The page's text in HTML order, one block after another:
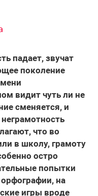
падает, звучат
поколение
видит чуть ли не
сменяется, и
что во
в школу, грамоту
остро
попытки
на
игры вроде